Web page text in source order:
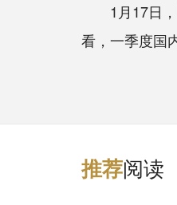
1月17日，
看，一季度国
推荐阅读